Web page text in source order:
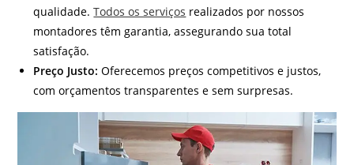
qualidade.Todos os serviços realizados por nossos
montadores têm garantia, assegurando sua total
satisfação.
Preço Justo: Oferecemos preços competitivos e justos,
com orçamentos transparentes e sem surpresas.